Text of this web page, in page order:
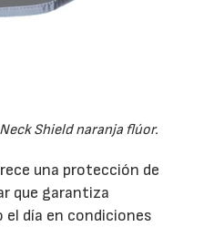
Shield naranja flúor.
una protección de
que garantiza
día en condiciones